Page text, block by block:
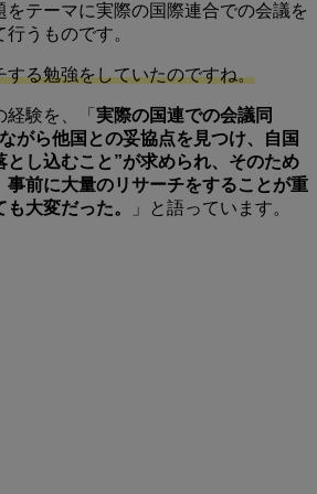
をテーマに実際の国際連合での会議を
うものです。
する勉強をしていたのですね。
験を、「 実際の国連での会議同
がら他国との妥協点を見つけ、自国
とし込むこと”が求められ、そのため
事前に大量のリサーチをすることが重
大変だった。
」と語っています。